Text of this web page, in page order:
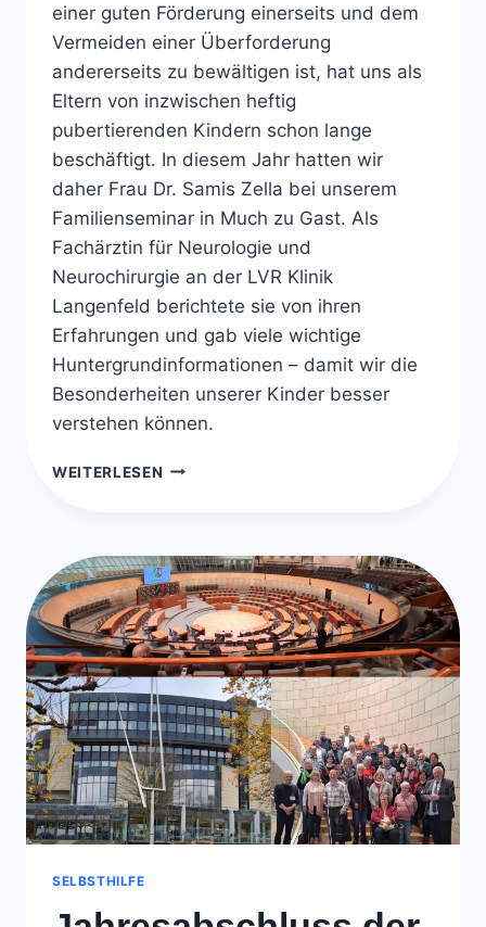
einer guten Förderung einerseits und dem
Vermeiden einer Überforderung
andererseits zu bewältigen ist, hat uns als
Eltern von inzwischen heftig
pubertierenden Kindern schon lange
beschäftigt. In diesem Jahr hatten wir
daher Frau Dr. Samis Zella bei unserem
Familienseminar in Much zu Gast. Als
Fachärztin für Neurologie und
Neurochirurgie an der LVR Klinik
Langenfeld berichtete sie von ihren
Erfahrungen und gab viele wichtige
Huntergrundinformationen – damit wir die
Besonderheiten unserer Kinder besser
verstehen können.
WEITERLESEN ZWISCHEN
SELBSTHILFE